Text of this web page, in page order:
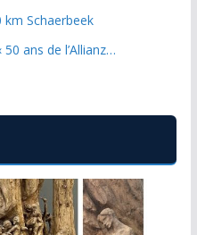
Schaerbeek
ans de l’Allianz…